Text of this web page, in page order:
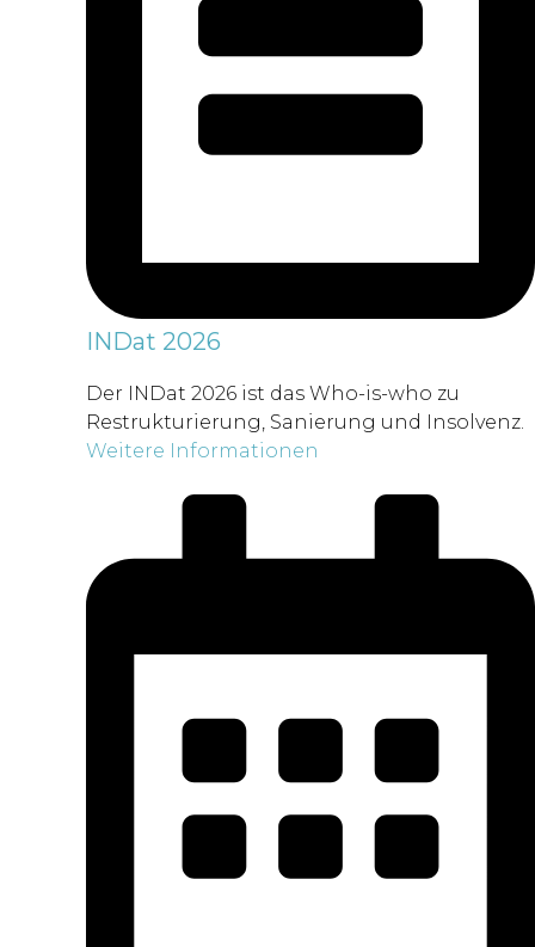
INDat 2026
Der INDat 2026 ist das Who-is-who zu
Restrukturierung, Sanierung und Insolvenz.
Weitere Informationen